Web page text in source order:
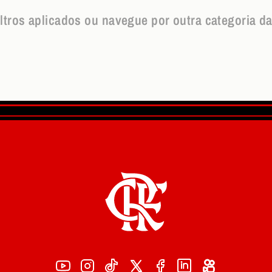
aplicados ou navegue por outra categoria